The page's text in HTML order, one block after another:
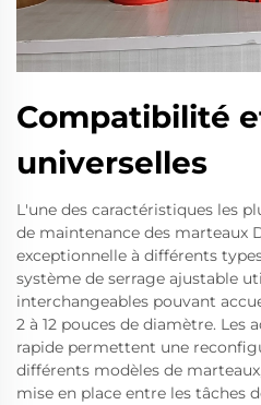
Compatibilité
universelles
L'une des caractéristiques les
de maintenance des marteaux
exceptionnelle à différents
système de serrage ajustable
interchangeables pouvant
2 à 12 pouces de diamètre. Les
rapide permettent une
différents modèles de
mise en place entre les tâches